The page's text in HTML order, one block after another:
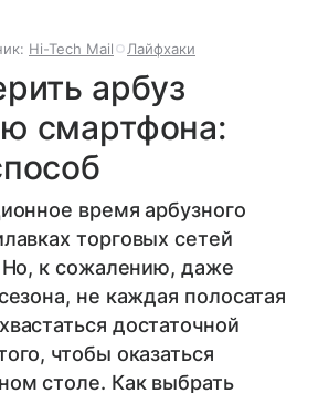
Hi-Tech Mail Лайфхаки
арбуз
смартфона:
время арбузного
торговых сетей
Но, к сожалению, даже
не каждая полосатая
достаточной
чтобы оказаться
столе. Как выбрать